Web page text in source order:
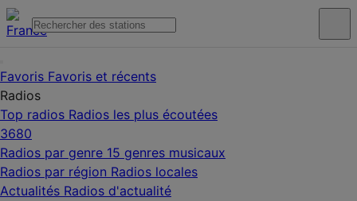
Favoris Favoris et récents
Radios
Top radios Radios les plus écoutées
3680
Radios par genre 15 genres musicaux
Radios par région Radios locales
Actualités Radios d'actualité